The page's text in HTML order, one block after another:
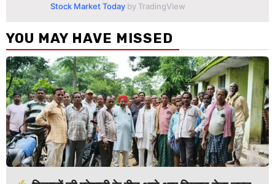
Stock Market Today by TradingView
YOU MAY HAVE MISSED